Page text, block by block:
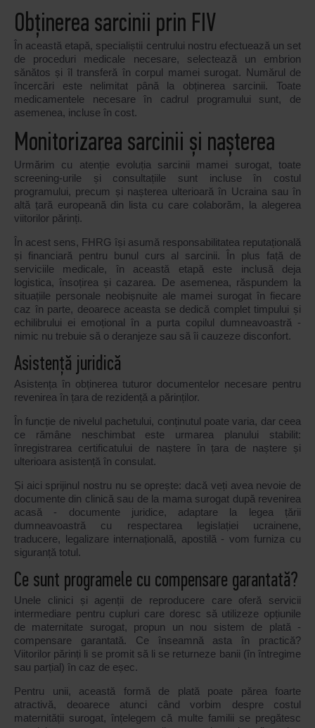
Obținerea sarcinii prin FIV
În această etapă, specialiștii centrului nostru efectuează un set
de proceduri medicale necesare, selectează un embrion
sănătos și îl transferă în corpul mamei surogat. Numărul de
încercări este nelimitat până la obținerea sarcinii. Toate
medicamentele necesare în cadrul programului sunt, de
asemenea, incluse în cost.
Monitorizarea sarcinii și nașterea
Urmărim cu atenție evoluția sarcinii mamei surogat, toate
screening-urile și consultațiile sunt incluse în costul
programului, precum și nașterea ulterioară în Ucraina sau în
altă țară europeană din lista cu care colaborăm, la alegerea
viitorilor părinți.
În acest sens, FHRG își asumă responsabilitatea reputațională
și financiară pentru bunul curs al sarcinii. În plus față de
serviciile medicale, în această etapă este inclusă deja
logistica, însoțirea și cazarea. De asemenea, răspundem la
situațiile personale neobișnuite ale mamei surogat în fiecare
caz în parte, deoarece aceasta se dedică complet timpului și
echilibrului ei emoțional în a purta copilul dumneavoastră -
nimic nu trebuie să o deranjeze sau să îi cauzeze disconfort.
Asistență juridică
Asistența în obținerea tuturor documentelor necesare pentru
revenirea în țara de rezidență a părinților.
În funcție de nivelul pachetului, conținutul poate varia, dar ceea
ce rămâne neschimbat este urmarea planului stabilit:
înregistrarea certificatului de naștere în țara de naștere și
ulterioara asistență în consulat.
Și aici sprijinul nostru nu se oprește: dacă veți avea nevoie de
documente din clinică sau de la mama surogat după revenirea
acasă - documente juridice, adaptare la legea țării
dumneavoastră cu respectarea legislației ucrainene,
traducere, legalizare internațională, apostilă - vom furniza cu
siguranță totul.
Ce sunt programele cu compensare garantată?
Unele clinici și agenții de reproducere care oferă servicii
intermediare pentru cupluri care doresc să utilizeze opțiunile
de maternitate surogat, propun un nou sistem de plată -
compensare garantată. Ce înseamnă asta în practică?
Viitorilor părinți li se promit să li se returneze banii (în întregime
sau parțial) în caz de eșec.
Pentru unii, această formă de plată poate părea foarte
atractivă, deoarece atunci când vorbim despre costul
maternității surogat, înțelegem că multe familii se pregătesc